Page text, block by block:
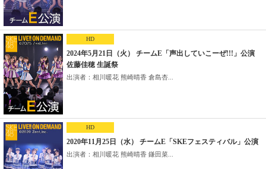
HD
2024年5月21日（火） チームE「声出していこーぜ!!!」公演
佐藤佳穂 生誕祭
出演者：相川暖花 熊崎晴香 倉島杏...
HD
2020年11月25日（水） チームE「SKEフェスティバル」公演
出演者：相川暖花 熊崎晴香 鎌田菜...